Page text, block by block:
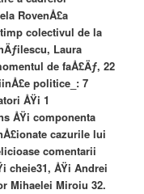
RovenÅ£a
colectivul de la
Laura
de faÅ£Äƒ, 22
politice_: 7
ÅŸi 1
ÅŸi componenta
cazurile lui
comentarii
cheie31, ÅŸi Andrei
Mihaelei Miroiu 32.